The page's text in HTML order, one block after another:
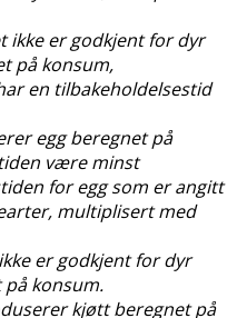
ikke er godkjent for dyr
på konsum,
en tilbakeholdelsestid
egg beregnet på
være minst
for egg som er angitt
multiplisert med
er godkjent for dyr
konsum.
kjøtt beregnet på